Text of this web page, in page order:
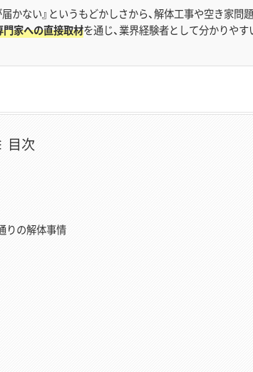
かない』というもどかしさから、解体工事や空き家問
門家への直接取材を通じ、業界経験者として分かりや
目次
りの解体事情